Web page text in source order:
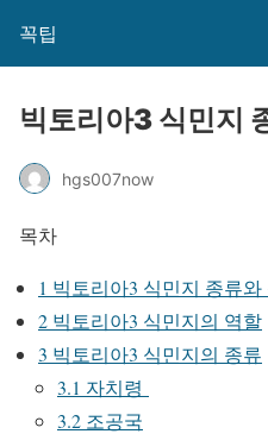
꼭팁
빅토리아3 식민지
hgs007now
목차
1 빅토리아3 식민지 종류와
2 빅토리아3 식민지의 역할
3 빅토리아3 식민지의 종류
3.1 자치령
3.2 조공국